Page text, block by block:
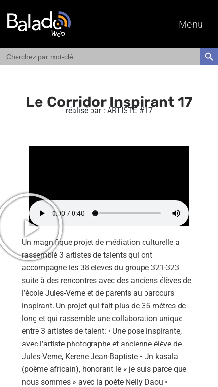
Menu
Search
for:
Le Corridor Inspirant 17
réalisé par : ARTISTE #17
Un magnifique projet de médiation culturelle a
rassemblé 3 artistes de talents qui ont
accompagné les 38 élèves du groupe 321-323
suite à des rencontres avec des anciens élèves de
l’école Jules-Verne et de parents au parcours
inspirant. Un projet qui fait plus de 35 mètres de
long et qui rassemble une collaboration unique
entre 3 artistes de talent: • Une pose inspirante,
avec l’artiste photographe et ancienne élève de
Jules-Verne, Kerene Jean-Baptiste • Un kasala
(poème africain), honorant le « je suis parce que
nous sommes » avec la poète Nelly Daou •